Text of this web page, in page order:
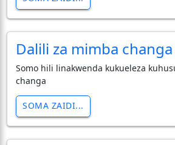
Dalili za mimba changa
Somo hili linakwenda kukueleza
changa
SOMA ZAIDI...